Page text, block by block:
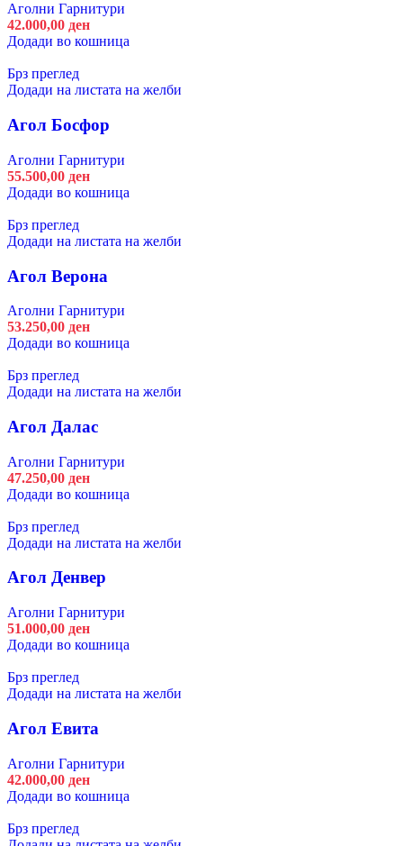
Аголни Гарнитури
42.000,00 ден
Додади во кошница
Брз преглед
Додади на листата на желби
Агол Босфор
Аголни Гарнитури
55.500,00 ден
Додади во кошница
Брз преглед
Додади на листата на желби
Агол Верона
Аголни Гарнитури
53.250,00 ден
Додади во кошница
Брз преглед
Додади на листата на желби
Агол Далас
Аголни Гарнитури
47.250,00 ден
Додади во кошница
Брз преглед
Додади на листата на желби
Агол Денвер
Аголни Гарнитури
51.000,00 ден
Додади во кошница
Брз преглед
Додади на листата на желби
Агол Евита
Аголни Гарнитури
42.000,00 ден
Додади во кошница
Брз преглед